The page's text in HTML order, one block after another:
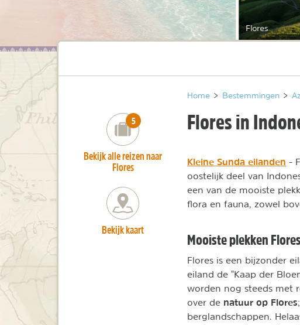
Flores
Home > Bestemmingen >
Flores in
Kleine Sunda eilanden -
oostelijk deel van
een van de mooiste
flora en fauna, zowel
Mooiste plekken
Flores is een bijzonder
eiland de "Kaap der
worden nog steeds met
over de natuur op Flores
berglandschappen.
number_of_trips:
5
Bekijk alle reizen naar
Flores
Bekijk kaart